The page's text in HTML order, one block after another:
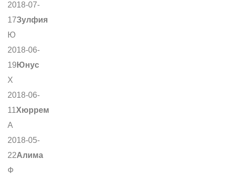
2018-07-
17Зулфия
Ю
2018-06-
19 Юнус
Х
2018-06-
11Хюррем
А
2018-05-
22Алима
Ф